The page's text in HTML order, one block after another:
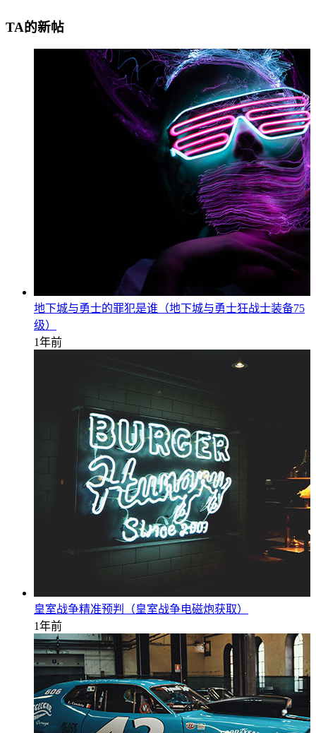
TA的新帖
地下城与勇士的罪犯是谁（地下城与勇士狂战士装备75
级）
1年前
皇室战争精准预判（皇室战争电磁炮获取）
1年前